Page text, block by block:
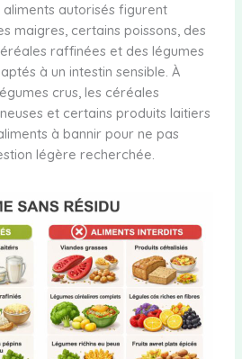
aliments autorisés figurent
maigres, certains poissons, des
raffinées et des légumes
à un intestin sensible. À
crus, les céréales
et certains produits laitiers
à bannir pour ne pas
légère recherchée.